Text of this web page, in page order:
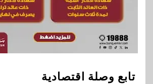
تابع وصلة اقتصادية